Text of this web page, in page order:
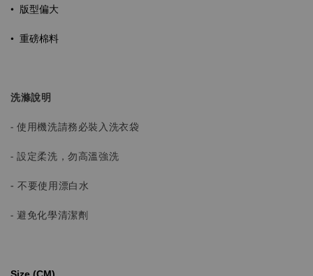
• 版型偏大
• 重磅棉料
洗滌說明
- 使用機洗請務必裝入洗衣袋
- 設定柔洗，勿高溫強洗
-不要使用漂白水
- 避免化學清潔劑
Size (CM)⁡⁡